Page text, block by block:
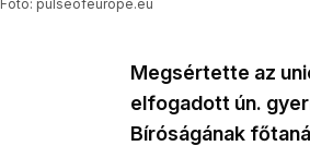
Fotó: pulseofeurope.eu
Megsértette az
elfogadott ún.
Bíróságának